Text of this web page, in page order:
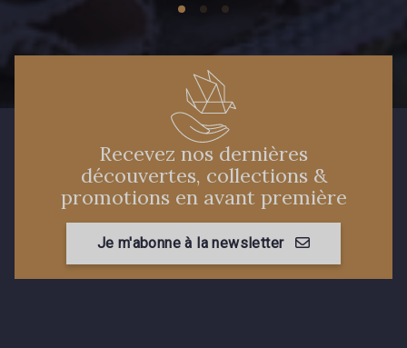
Recevez nos dernières
découvertes, collections &
promotions en avant première
Je m'abonne à la newsletter